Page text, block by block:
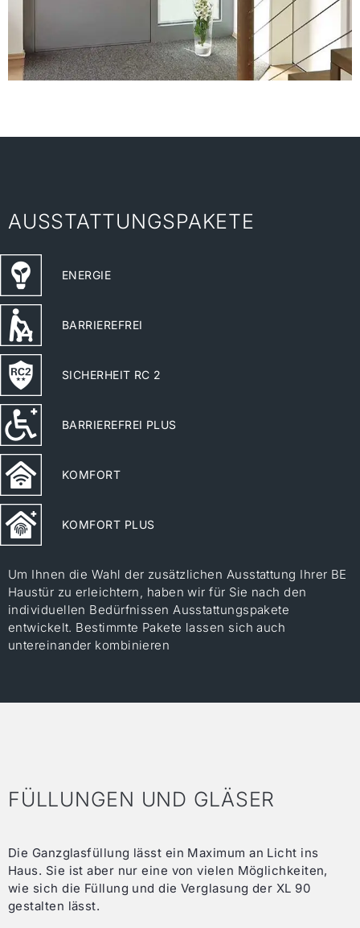
AUSSTATTUNGSPAKETE
ENERGIE
BARRIEREFREI
SICHERHEIT RC 2
BARRIEREFREI PLUS
KOMFORT
KOMFORT PLUS
Um Ihnen die Wahl der zusätzlichen Ausstattung Ihrer BE
Haustür zu erleichtern, haben wir für Sie nach den
individuellen Bedürfnissen Ausstattungspakete
entwickelt. Bestimmte Pakete lassen sich auch
untereinander kombinieren
FÜLLUNGEN UND GLÄSER
Die Ganzglasfüllung lässt ein Maximum an Licht ins
Haus. Sie ist aber nur eine von vielen Möglichkeiten,
wie sich die Füllung und die Verglasung der XL 90
gestalten lässt.